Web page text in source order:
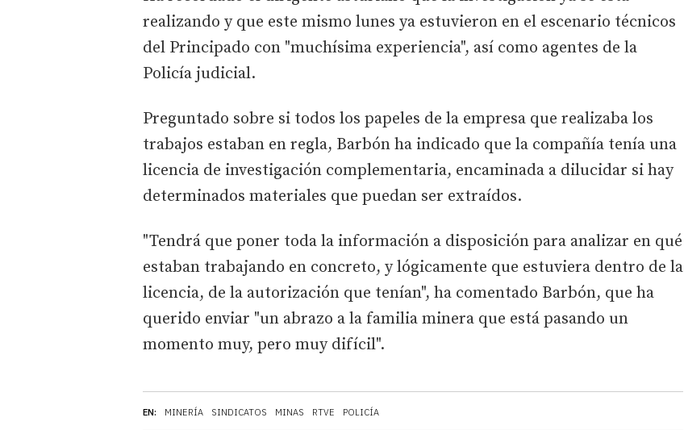
EN: MINERÍA SINDICATOS MINAS RTVE POLICÍA
realizando y que este mismo lunes ya estuvieron en el escenario técnicos
del Principado con "muchísima experiencia", así como agentes de la
Policía judicial.
Preguntado sobre si todos los papeles de la empresa que realizaba los
trabajos estaban en regla, Barbón ha indicado que la compañía tenía una
licencia de investigación complementaria, encaminada a dilucidar si hay
determinados materiales que puedan ser extraídos.
"Tendrá que poner toda la información a disposición para analizar en qué
estaban trabajando en concreto, y lógicamente que estuviera dentro de la
licencia, de la autorización que tenían", ha comentado Barbón, que ha
querido enviar "un abrazo a la familia minera que está pasando un
momento muy, pero muy difícil".